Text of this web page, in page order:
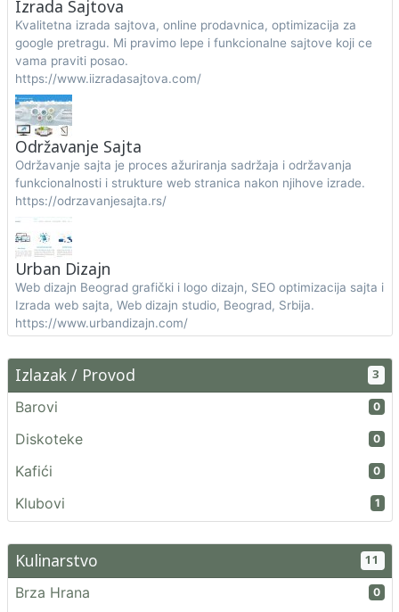
Izrada Sajtova
Kvalitetna izrada sajtova, online prodavnica, optimizacija za
google pretragu. Mi pravimo lepe i funkcionalne sajtove koji ce
vama praviti posao.
https://www.iizradasajtova.com/
Održavanje Sajta
Održavanje sajta je proces ažuriranja sadržaja i održavanja
funkcionalnosti i strukture web stranica nakon njihove izrade.
https://odrzavanjesajta.rs/
Urban Dizajn
Web dizajn Beograd grafički i logo dizajn, SEO optimizacija sajta i
Izrada web sajta, Web dizajn studio, Beograd, Srbija.
https://www.urbandizajn.com/
Izlazak / Provod 3
Barovi 0
Diskoteke 0
Kafići 0
Klubovi 1
Kulinarstvo 11
Brza Hrana 0